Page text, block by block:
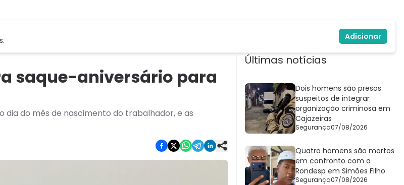
Adicionar
saque-aniversário para
do mês de nascimento do trabalhador, e as
Últimas notícias
Dois homens são presos
suspeitos de integrar
organização criminosa em
Cajazeiras
Segurança07/08/2026
Quatro homens são mortos
em confronto com a
Rondesp em Simões Filho
Segurança07/08/2026